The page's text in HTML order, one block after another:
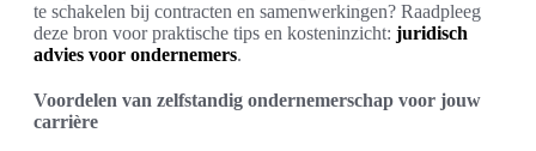
te schakelen bij contracten en samenwerkingen? Raadpleeg
deze bron voor praktische tips en kosteninzicht: juridisch
advies voor ondernemers.
Voordelen van zelfstandig ondernemerschap voor jouw
carrière